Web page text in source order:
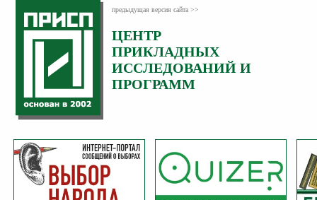
предыдущая версия сайта >>
ЦЕНТР
ПРИКЛАДНЫХ
ИССЛЕДОВАНИЙ И
ПРОГРАММ
Категория:
Комментарии